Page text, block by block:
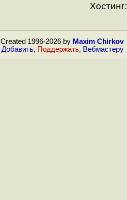
Хостинг:
Created 1996-2026 by Maxim Chirkov
Добавить, Поддержать, Вебмастеру